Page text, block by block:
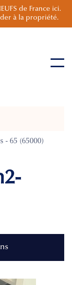
de France ici.
à la propriété.
65 (65000)